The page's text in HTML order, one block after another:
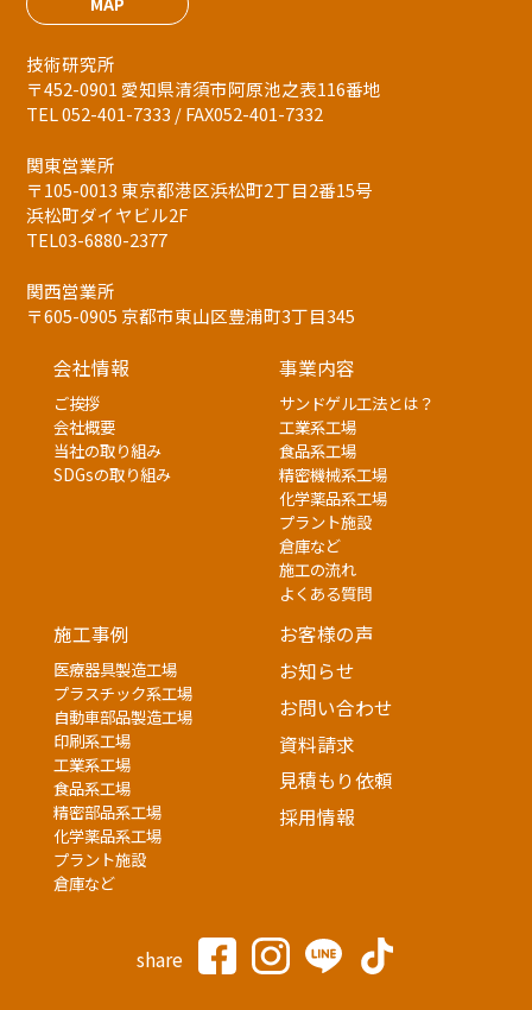
技術研究所
〒452-0901 愛知県清須市阿原池之表116番地
TEL 052-401-7333 / FAX052-401-7332
関東営業所
〒105-0013 東京都港区浜松町2丁目2番15号
浜松町ダイヤビル2F
TEL03-6880-2377
関西営業所
〒605-0905 京都市東山区豊浦町3丁目345
会社情報
ご挨拶
会社概要
当社の取り組み
SDGsの取り組み
事業内容
サンドゲル工法とは？
工業系工場
食品系工場
精密機械系工場
化学薬品系工場
プラント施設
倉庫など
施工の流れ
よくある質問
施工事例
医療器具製造工場
プラスチック系工場
自動車部品製造工場
印刷系工場
工業系工場
食品系工場
精密部品系工場
化学薬品系工場
プラント施設
倉庫など
お客様の声
お知らせ
お問い合わせ
資料請求
見積もり依頼
採用情報
share